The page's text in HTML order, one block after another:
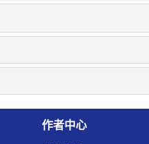
作者中心